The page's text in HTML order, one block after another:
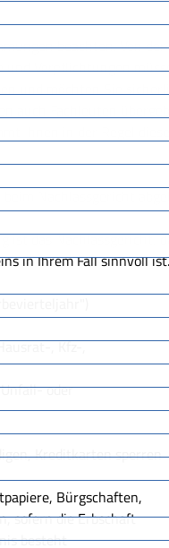
beachten. Von der
und Verpflichtungen
und möchten Sie
Fachleuten
Ihnen in der Regel diese
Nachlassgericht
ist das Nachlassgericht,
in Ihrem Fall sinnvoll ist.
, Kfz-,
oder
Kreditkarten sperren
Bürgschaften,
sofern die Erbschaft
besteht